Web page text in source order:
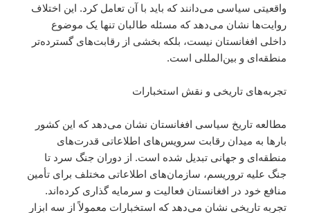
واقعیتی سیاسی می‌دانند که باید با آن تعامل کرد. این اختلاف
روایت‌ها نشان می‌دهد که مسئله طالبان تنها یک موضوع
داخلی افغانستان نیست، بلکه بخشی از رقابت‌های گسترده‌تر
منطقه‌ای و بین‌المللی است.
تجربه‌های تاریخی و نقش استخبارات
مطالعه تاریخ سیاسی افغانستان نشان می‌دهد که این کشور
بارها به میدان رقابت سرویس‌های اطلاعاتی قدرت‌های
منطقه‌ای و جهانی تبدیل شده است. از دوران جنگ سرد تا
جنگ علیه تروریسم، سازمان‌های اطلاعاتی مختلف برای تأمین
منافع خود در افغانستان فعالیت و سرمایه گذاری کرده‌اند.
تجربه تاریخی نشان می‌دهد که استخبارات معمولاً از سه ابزار